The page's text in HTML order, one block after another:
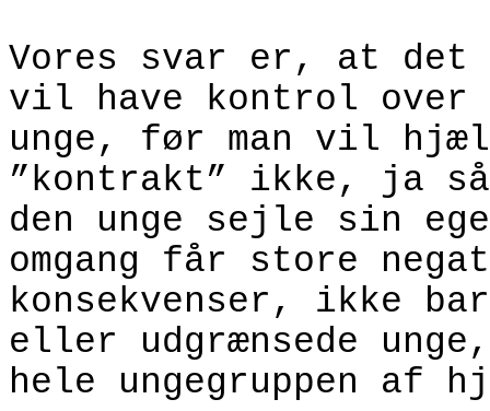
Vores svar er, at det
vil have kontrol over
unge, før man vil
”kontrakt” ikke, ja så
den unge sejle sin
omgang får store
konsekvenser, ikke
eller udgrænsede
hele ungegruppen af